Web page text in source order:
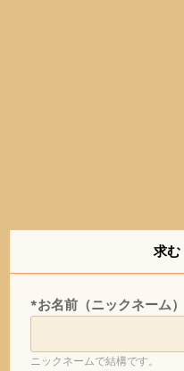
求む
*お名前（ニックネーム）
ニックネームで結構です。